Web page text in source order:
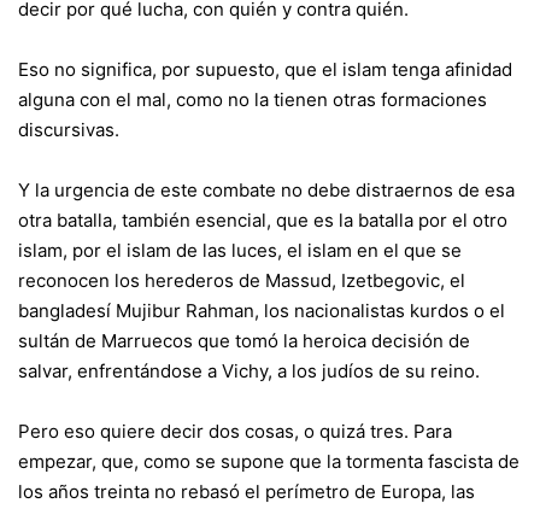
decir por qué lucha, con quién y contra quién.
Eso no significa, por supuesto, que el islam tenga afinidad
alguna con el mal, como no la tienen otras formaciones
discursivas.
Y la urgencia de este combate no debe distraernos de esa
otra batalla, también esencial, que es la batalla por el otro
islam, por el islam de las luces, el islam en el que se
reconocen los herederos de Massud, Izetbegovic, el
bangladesí Mujibur Rahman, los nacionalistas kurdos o el
sultán de Marruecos que tomó la heroica decisión de
salvar, enfrentándose a Vichy, a los judíos de su reino.
Pero eso quiere decir dos cosas, o quizá tres. Para
empezar, que, como se supone que la tormenta fascista de
los años treinta no rebasó el perímetro de Europa, las